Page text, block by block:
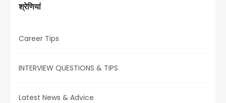
श्रेणियां
Career Tips
INTERVIEW QUESTIONS & TIPS
Latest News & Advice